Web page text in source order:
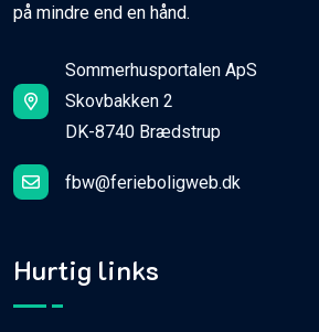
på mindre end en hånd.
Sommerhusportalen ApS
Skovbakken 2
DK-8740 Brædstrup
fbw@ferieboligweb.dk
Hurtig links